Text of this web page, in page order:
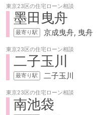
東京23区の住宅ローン相談
墨田曳舟
京成曳舟 曳舟
東京23区の住宅ローン相談
二子玉川
二子玉川
東京23区の住宅ローン相談
南池袋